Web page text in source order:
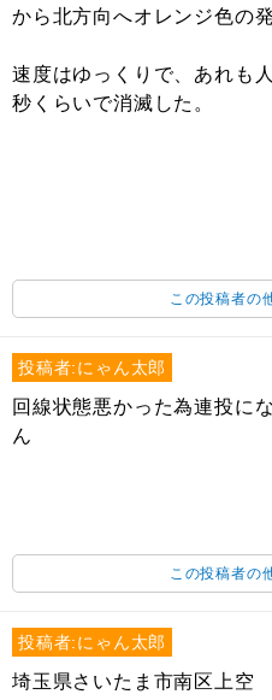
から北方向へオレンジ色の
速度はゆっくりで、あれも
秒くらいで消滅した。
この投稿者の
投稿者:にゃん太郎
回線状態悪かった為連投に
ん
この投稿者の
投稿者:にゃん太郎
埼玉県さいたま市南区上空